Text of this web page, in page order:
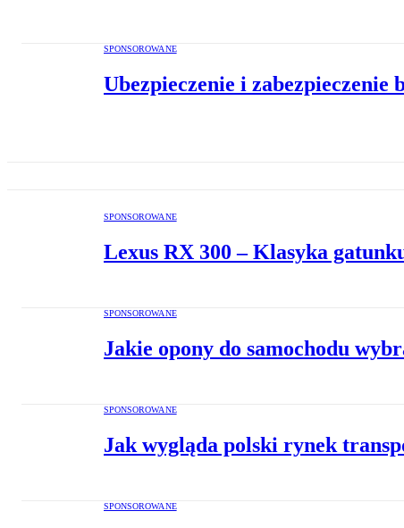
SPONSOROWANE
Ubezpieczenie i zabezpieczenie
SPONSOROWANE
Lexus RX 300 – Klasyka
SPONSOROWANE
Jakie opony do samochodu
SPONSOROWANE
Jak wygląda polski rynek
SPONSOROWANE